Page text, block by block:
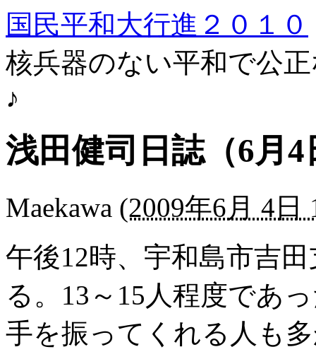
国民平和大行進２０１０
核兵器のない平和で公
♪
浅田健司日誌（6月4
Maekawa (2009年6月 4日
午後12時、宇和島市吉
る。13～15人程度であ
手を振ってくれる人も